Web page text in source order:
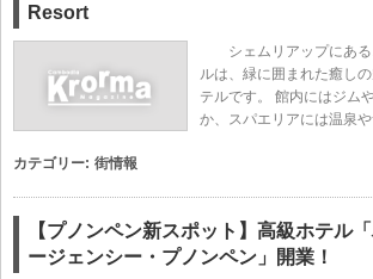
Resort
シェムリアップにある
ルは、緑に囲まれた癒し
テルです。 館内にはジム
か、スパエリアには温泉
カテゴリー: 街情報
【プノンペン新スポット】高級ホテル
ージェンシー・プノンペン」開業！